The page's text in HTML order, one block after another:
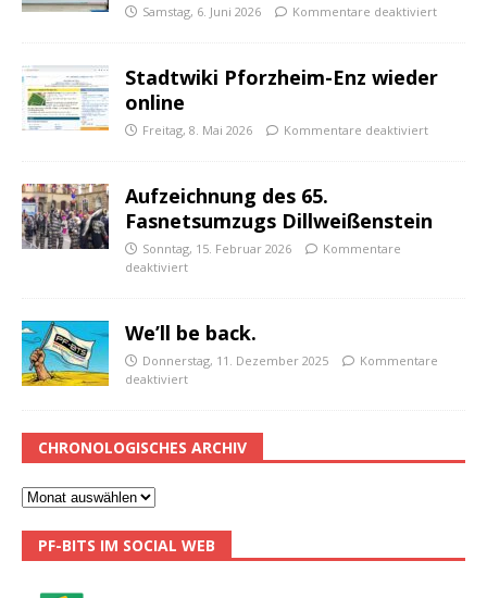
Samstag, 6. Juni 2026 Kommentare deaktiviert
Stadtwiki Pforzheim-Enz wieder
online
Freitag, 8. Mai 2026 Kommentare deaktiviert
Aufzeichnung des 65.
Fasnetsumzugs Dillweißenstein
Sonntag, 15. Februar 2026
Kommentare
deaktiviert
We’ll be back.
Donnerstag, 11. Dezember 2025
Kommentare
deaktiviert
CHRONOLOGISCHES ARCHIV
PF-BITS IM SOCIAL WEB